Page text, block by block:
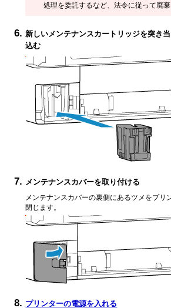
処理を委託するなど、法令に従って廃棄
新しいメンテナンスカートリッジを突き
込む
メンテナンスカバーを取り付ける
メンテナンスカバーの裏側にあるツメをプリ
閉じます。
プリンターの電源を入れる